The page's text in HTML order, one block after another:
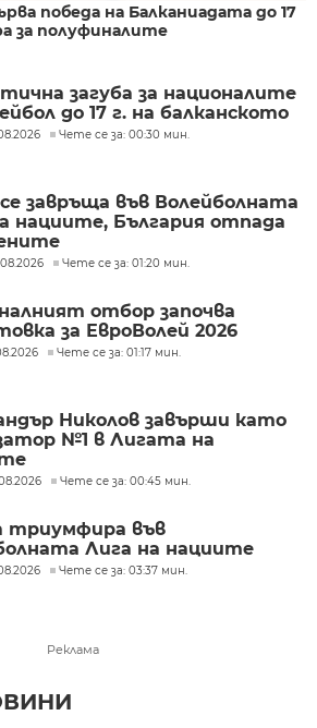
победа на Балканиадата до 17
за полуфиналите
загуба за националите
до 17 г. на балканското
Чете се за: 00:30 мин.
завръща във Волейболната
нациите, България отпада
Чете се за: 01:20 мин.
отбор започва
за ЕвроВолей 2026
Чете се за: 01:17 мин.
Николов завърши като
№1 в Лигата на
Чете се за: 00:45 мин.
триумфира във
Лига на нациите
Чете се за: 03:37 мин.
Реклама